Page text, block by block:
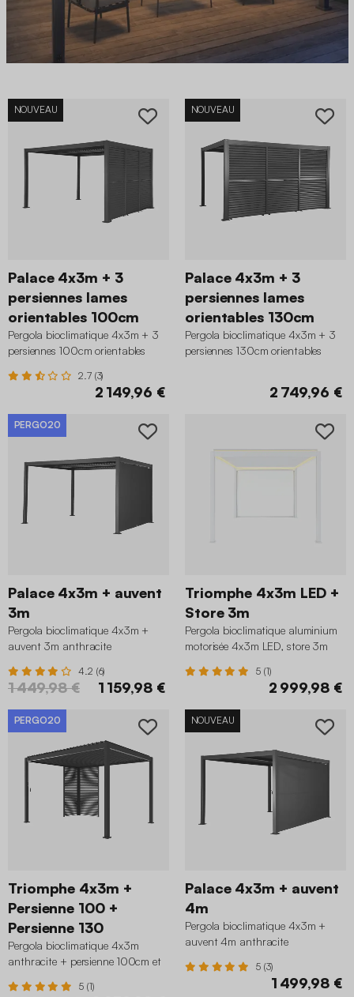
NOUVEAU
Palace 4x3m + 3
persiennes lames
orientables 100cm
Pergola bioclimatique 4x3m + 3
persiennes 100cm orientables
2.7 (3)
2 149,96 €
NOUVEAU
Palace 4x3m + 3
persiennes lames
orientables 130cm
Pergola bioclimatique 4x3m + 3
persiennes 130cm orientables
2 749,96 €
PERGO20
Palace 4x3m + auvent
3m
Pergola bioclimatique 4x3m +
auvent 3m anthracite
4.2 (6)
1 449,98 € 1 159,98 €
Triomphe 4x3m LED +
Store 3m
Pergola bioclimatique aluminium
motorisée 4x3m LED, store 3m
5 (1)
2 999,98 €
PERGO20
Triomphe 4x3m +
Persienne 100 +
Persienne 130
Pergola bioclimatique 4x3m
anthracite + persienne 100cm et
5 (1)
NOUVEAU
Palace 4x3m + auvent
4m
Pergola bioclimatique 4x3m +
auvent 4m anthracite
5 (3)
1 499,98 €